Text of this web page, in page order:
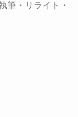
筆・リライト・